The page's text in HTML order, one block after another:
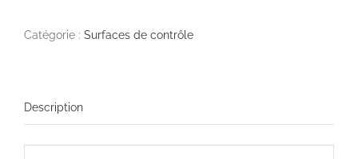
CL-
Catégorie : Surfaces de contrôle
Description